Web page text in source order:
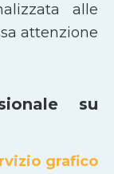
alle
attenzione
su
grafico